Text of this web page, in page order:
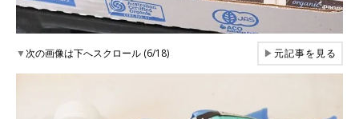
▼次の画像は下へスクロール (6/18) ▶元記事を見る